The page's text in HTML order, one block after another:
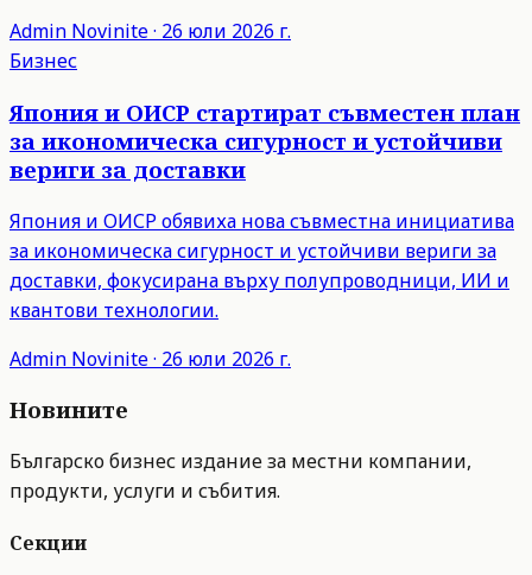
Admin Novinite· 26 юли 2026 г.
Бизнес
Япония и ОИСР стартират съвместен план
за икономическа сигурност и устойчиви
вериги за доставки
Япония и ОИСР обявиха нова съвместна инициатива
за икономическа сигурност и устойчиви вериги за
доставки, фокусирана върху полупроводници, ИИ и
квантови технологии.
Admin Novinite· 26 юли 2026 г.
Новините
Българско бизнес издание за местни компании,
продукти, услуги и събития.
Секции